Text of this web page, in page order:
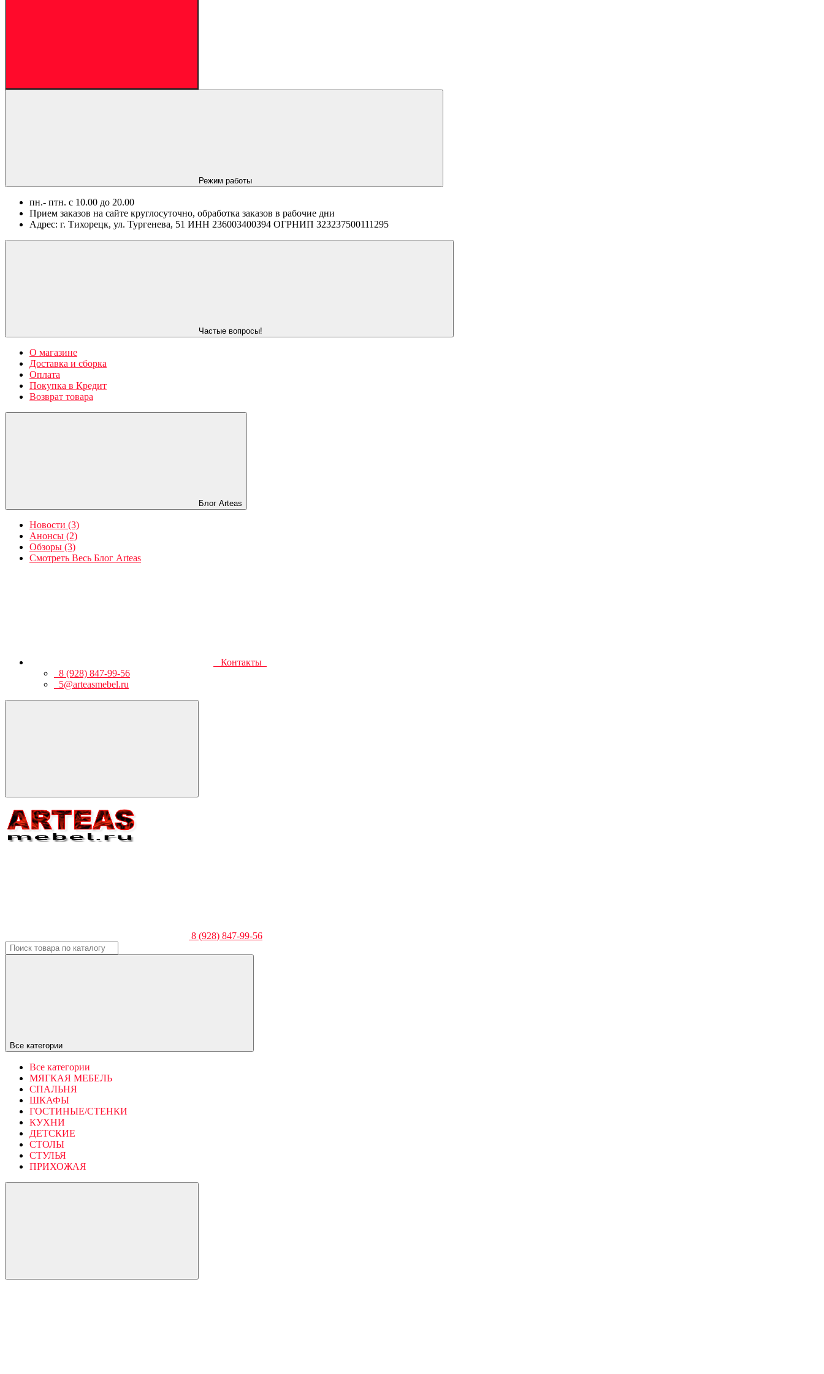
Режим работы
пн.- птн. c 10.00 до 20.00
Прием заказов на сайте круглосуточно, обработка заказов в рабочие дни
Адрес: г. Тихорецк, ул. Тургенева, 51 ИНН 236003400394 ОГРНИП 323237500111295
Частые вопросы!
О магазине
Доставка и сборка
Оплата
Покупка в Кредит
Возврат товара
Блог Arteas
Новости (3)
Анонсы (2)
Обзоры (3)
Смотреть Весь Блог Arteas
Контакты
8 (928) 847-99-56
5@arteasmebel.ru
8 (928) 847-99-56
Все категории
Все категории
МЯГКАЯ МЕБЕЛЬ
СПАЛЬНЯ
ШКАФЫ
ГОСТИНЫЕ/СТЕНКИ
КУХНИ
ДЕТСКИЕ
СТОЛЫ
СТУЛЬЯ
ПРИХОЖАЯ